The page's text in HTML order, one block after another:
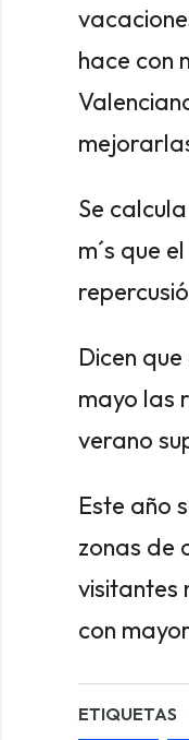
hace con
Se
m´s que
Dicen
mayo las
verano
Este año
zonas de
visitantes
con
ETIQUETAS